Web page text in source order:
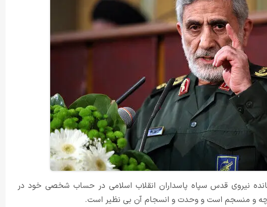
نیروی قدس سپاه پاسداران انقلاب اسلامی در حساب شخصی خود در
و منسجم است و وحدت و انسجام آن بی نظیر است.